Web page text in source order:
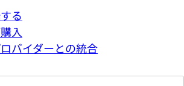
る
入
バイダーとの統合